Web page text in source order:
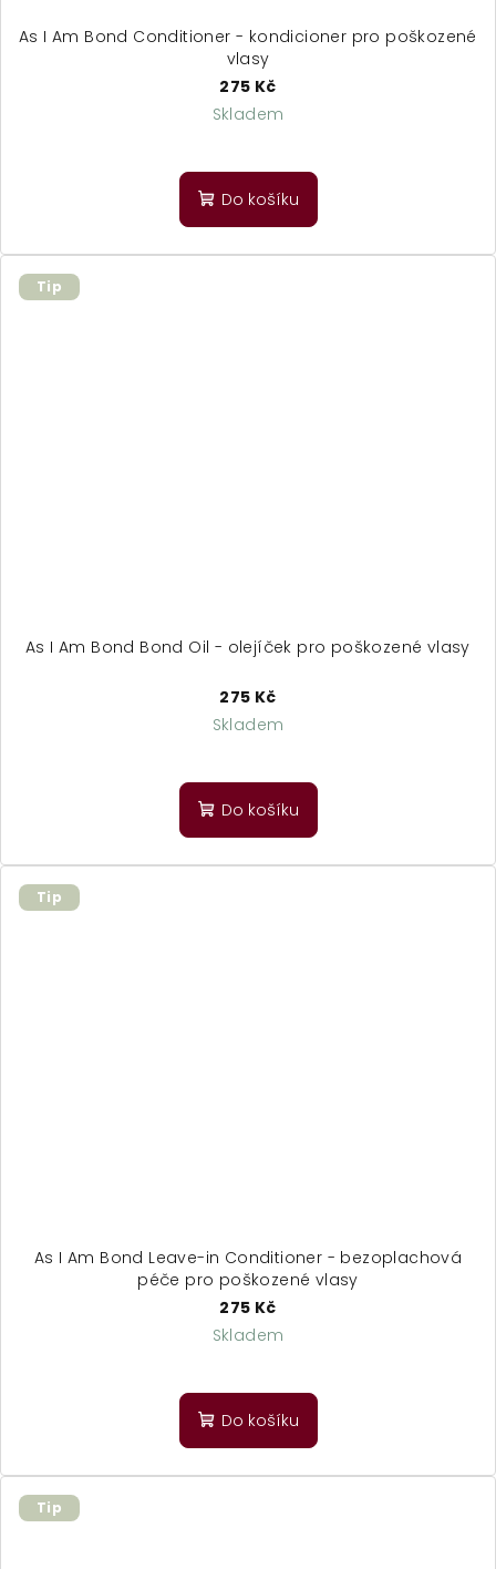
As I Am Bond Conditioner - kondicioner pro poškozené
vlasy
275 Kč
Skladem
Do košíku
Tip
As I Am Bond Bond Oil - olejíček pro poškozené vlasy
275 Kč
Skladem
Do košíku
Tip
As I Am Bond Leave-in Conditioner - bezoplachová
péče pro poškozené vlasy
275 Kč
Skladem
Do košíku
Tip